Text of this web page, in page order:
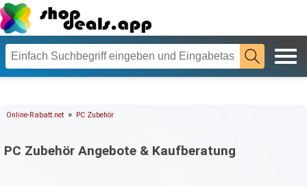
Online-Rabatt.net » PC Zubehör
PC Zubehör Angebote & Kaufberatung